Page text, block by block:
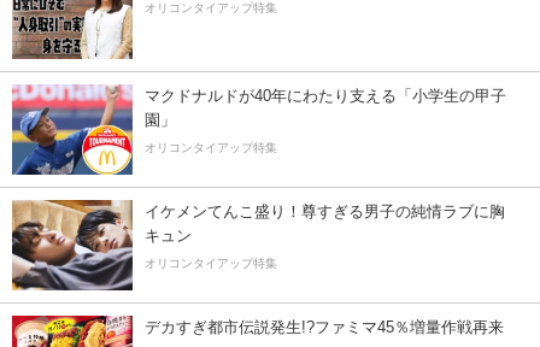
オリコンタイアップ特集
マクドナルドが40年にわたり支える「小学生の甲子
園」
オリコンタイアップ特集
イケメンてんこ盛り！尊すぎる男子の純情ラブに胸
キュン
オリコンタイアップ特集
デカすぎ都市伝説発生!?ファミマ45％増量作戦再来